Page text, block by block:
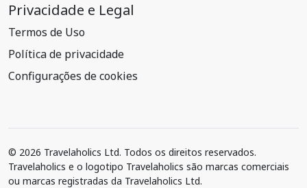
Privacidade e Legal
Termos de Uso
Política de privacidade
Configurações de cookies
© 2026 Travelaholics Ltd. Todos os direitos reservados.
Travelaholics e o logotipo Travelaholics são marcas comerciais
ou marcas registradas da Travelaholics Ltd.